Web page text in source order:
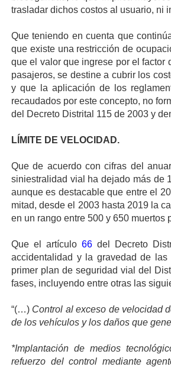
trasladar dichos costos al usuario, ni
Que teniendo en cuenta que
que existe una restricción de
que el valor que ingrese por el
pasajeros, se destine a cubrir los
y que la aplicación de los
recaudados por este concepto, no
del Decreto Distrital 115 de 2003 y
LÍMITE DE VELOCIDAD.
Que de acuerdo con cifras del
siniestralidad vial ha dejado más de
aunque es destacable que entre el
mitad, desde el 2003 hasta 2019 la
en un rango entre 500 y 650 muertos
Que el artículo 66 del Decreto
accidentalidad y la gravedad de
primer plan de seguridad vial del
fases, incluyendo entre otras las
“(…) Control al exceso de velocidad
de los vehículos y los daños que
*Implantación de medios
refuerzo del control mediante